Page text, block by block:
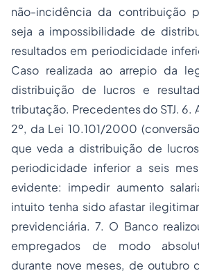
não-incidência da contribuição
seja a impossibilidade de
resultados em periodicidade
Caso realizada ao arrepio da
distribuição de lucros e
tributação. Precedentes do STJ. 6.
2º, da Lei 10.101/2000
que veda a distribuição de
periodicidade inferior a seis
evidente: impedir aumento
intuito tenha sido afastar
previdenciária. 7. O Banco
empregados de modo
durante nove meses, de outubro